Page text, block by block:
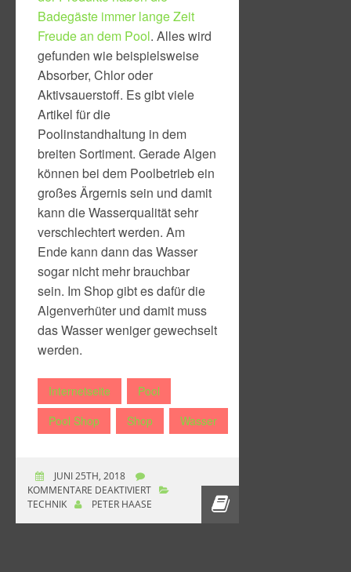
Badegäste immer lange Zeit
Freude an dem Pool. Alles wird
gefunden wie beispielsweise
Absorber, Chlor oder
Aktivsauerstoff. Es gibt viele
Artikel für die
Poolinstandhaltung in dem
breiten Sortiment. Gerade Algen
können bei dem Poolbetrieb ein
großes Ärgernis sein und damit
kann die Wasserqualität sehr
verschlechtert werden. Am
Ende kann dann das Wasser
sogar nicht mehr brauchbar
sein. Im Shop gibt es dafür die
Algenverhüter und damit muss
das Wasser weniger gewechselt
werden.
Internetseite
Pool
Pool Shop
Shop Wasser
JUNI 25TH, 2018
KOMMENTARE DEAKTIVIERTFÜR
ALLES
TECHNIK PETER HAASE